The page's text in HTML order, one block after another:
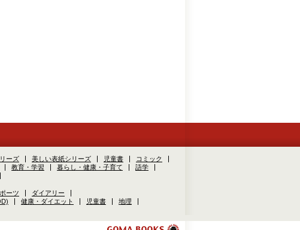
ーズ 美しい表紙シリーズ 児童書
コミック
教育・学習 暮らし・健康・子育て
語学
ーツ
ダイアリー
健康・ダイエット 児童書
地理